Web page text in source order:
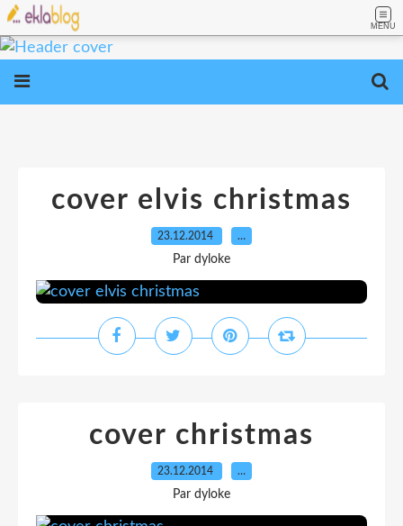
MENU
cover elvis christmas
23.12.2014 …
Par dyloke
cover christmas
23.12.2014 …
Par dyloke